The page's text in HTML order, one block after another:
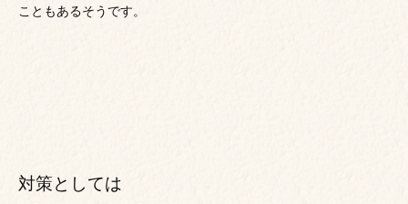
こともあるそうです。
対策としては